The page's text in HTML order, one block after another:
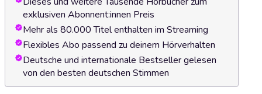
exklusiven Abonnent:innen Preis
Mehr als 80.000 Titel enthalten im Streaming
Flexibles Abo passend zu deinem Hörverhalten
Deutsche und internationale Bestseller gelesen
von den besten deutschen Stimmen